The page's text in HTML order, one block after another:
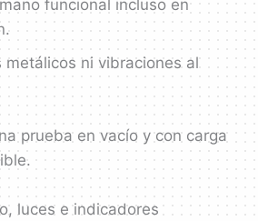
funcional incluso en
metálicos ni vibraciones al
prueba en vacío y con carga
luces e indicadores